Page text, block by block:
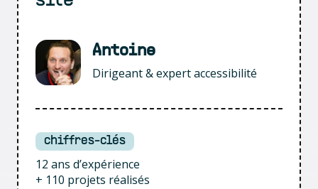
Antoine
Dirigeant & expert accessibilité
chiffres-clés
12 ans d’expérience
+ 110 projets réalisés